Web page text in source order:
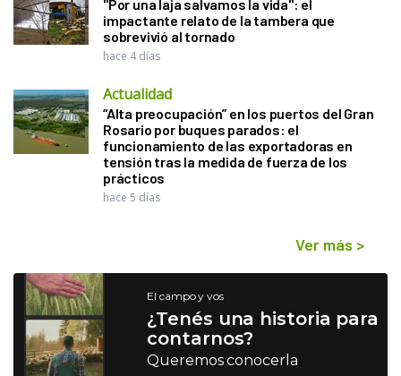
"Por una laja salvamos la vida": el
impactante relato de la tambera que
sobrevivió al tornado
hace 4 días
Actualidad
“Alta preocupación” en los puertos del Gran
Rosario por buques parados: el
funcionamiento de las exportadoras en
tensión tras la medida de fuerza de los
prácticos
hace 5 días
Ver más >
El campo y vos
¿Tenés una historia para
contarnos?
Queremos conocerla